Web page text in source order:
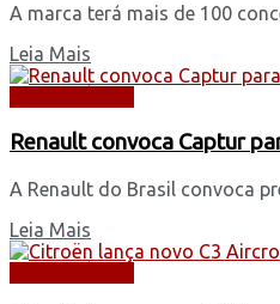
A marca terá mais de 100
Leia Mais
Renault convoca Captur
A Renault do Brasil convoca
Leia Mais